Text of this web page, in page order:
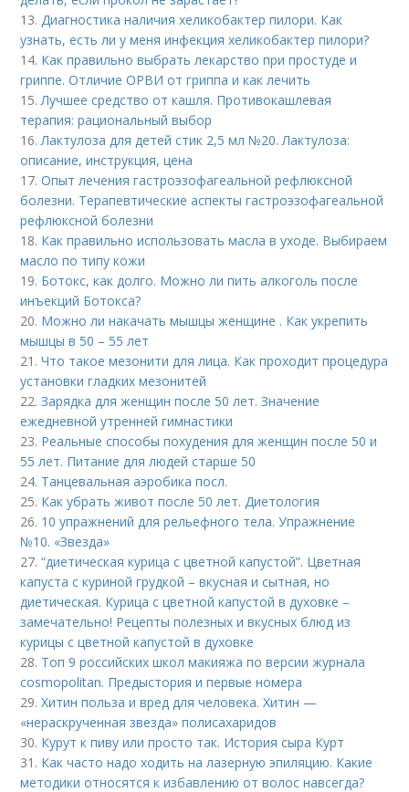
13.Диагностика наличия хеликобактер пилори. Как
узнать, есть ли у меня инфекция хеликобактер пилори?
14. Как правильно выбрать лекарство при простуде и
гриппе. Отличие ОРВИ от гриппа и как лечить
15.Лучшее средство от кашля. Противокашлевая
терапия: рациональный выбор
16.Лактулоза для детей стик 2,5 мл №20. Лактулоза:
описание, инструкция, цена
17.Опыт лечения гастроэзофагеальной рефлюксной
болезни. Терапевтические аспекты гастроэзофагеальной
рефлюксной болезни
18. Как правильно использовать масла в уходе. Выбираем
масло по типу кожи
19. Ботокс, как долго. Можно ли пить алкоголь после
инъекций Ботокса?
20. Можно ли накачать мышцы женщине . Как укрепить
мышцы в 50 – 55 лет
21.Что такое мезонити для лица. Как проходит процедура
установки гладких мезонитей
22.Зарядка для женщин после 50 лет. Значение
ежедневной утренней гимнастики
23. Реальные способы похудения для женщин после 50 и
55 лет. Питание для людей старше 50
24. Танцевальная аэробика посл.
25. Как убрать живот после 50 лет. Диетология
26. 10 упражнений для рельефного тела. Упражнение
№10. «Звезда»
27.“диетическая курица с цветной капустой”. Цветная
капуста с куриной грудкой – вкусная и сытная, но
диетическая. Курица с цветной капустой в духовке –
замечательно! Рецепты полезных и вкусных блюд из
курицы с цветной капустой в духовке
28. Топ 9 российских школ макияжа по версии журнала
cosmopolitan. Предыстория и первые номера
29.Хитин польза и вред для человека. Хитин —
«нераскрученная звезда» полисахаридов
30. Курут к пиву или просто так. История сыра Курт
31. Как часто надо ходить на лазерную эпиляцию. Какие
методики относятся к избавлению от волос навсегда?